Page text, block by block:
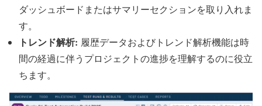
ダッシュボードまたはサマリーセクションを取り入れま
す。
トレンド解析: 履歴データおよびトレンド解析機能は時
間の経過に伴うプロジェクトの進捗を理解するのに役立
ちます。